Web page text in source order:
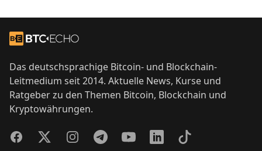
Zur Startseite
Das deutschsprachige Bitcoin- und Blockchain-
Leitmedium seit 2014. Aktuelle News, Kurse und
Ratgeber zu den Themen Bitcoin, Blockchain und
Kryptowährungen.
FacebookTwitterInstagramTelegramYouTubeLinkedInTikTok